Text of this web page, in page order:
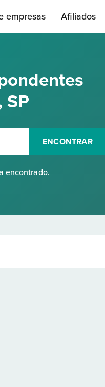
empresas Afiliados
SP
ENCONTRAR
encontrado.